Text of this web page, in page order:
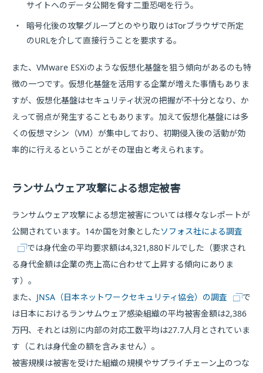
サイトへのデータ公開を脅す二重恐喝を行う。
・
暗号化後の攻撃グループとのやり取りはTorブラウザで所定
のURLを介して直接行うことを要求する。
また、VMware ESXiのような仮想化基盤を狙う傾向があるのも特
徴の一つです。仮想化基盤を活用する企業が増えた事情もありま
すが、仮想化基盤はセキュリティ状況の把握が不十分となり、か
えって弱点が発生することもあります。加えて仮想化基盤には多
くの仮想マシン（VM）が集中しており、初期侵入後の活動が効
率的に行えるということがその理由と考えられます。
ランサムウェア攻撃による想定被害
ランサムウェア攻撃による想定被害については様々なレポートが
公開されています。14か国を対象としたソフォス社による調査
では身代金の平均要求額は4,321,880ドルでした（要求され
る身代金額は企業の売上高に合わせて上昇する傾向にありま
す）。
また、 JNSA（日本ネットワークセキュリティ協会）の調査
で
は日本におけるランサムウェア感染組織の平均被害金額は2,386
万円、それとは別に内部の対応工数平均は27.7人月とされていま
す（これは身代金の額を含みません）。
被害規模は被害を受けた組織の規模やサプライチェーン上のつな